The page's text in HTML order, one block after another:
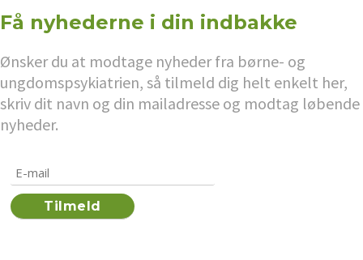
Få nyhederne i din indbakke
Ønsker du at modtage nyheder fra børne- og
ungdomspsykiatrien, så tilmeld dig helt enkelt her,
skriv dit navn og din mailadresse og modtag løbende
nyheder.